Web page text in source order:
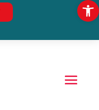
Ouvrir